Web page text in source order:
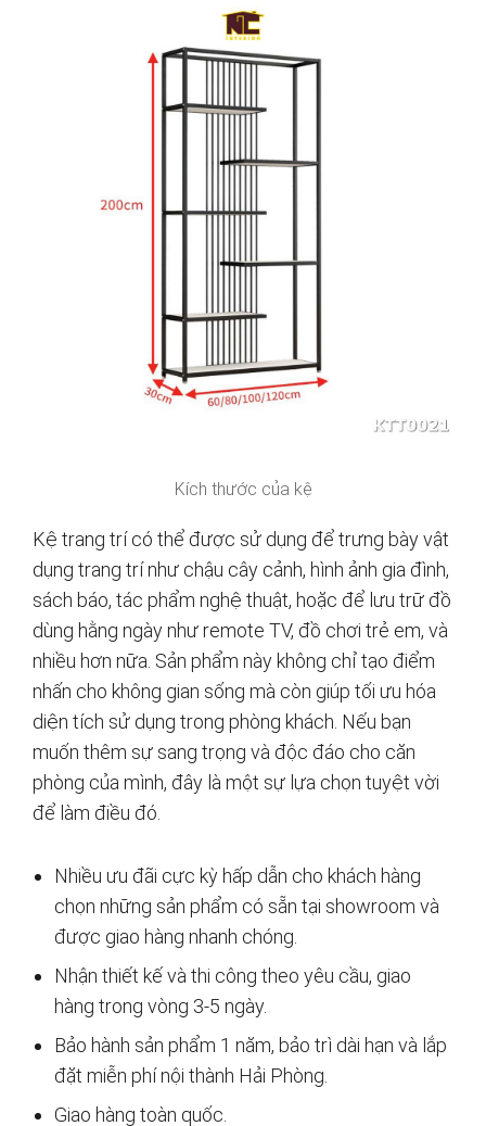
Kích thước của kệ
Kệ trang trí có thể được sử dụng để trưng bày vật
dụng trang trí như chậu cây cảnh, hình ảnh gia đình,
sách báo, tác phẩm nghệ thuật, hoặc để lưu trữ đồ
dùng hằng ngày như remote TV, đồ chơi trẻ em, và
nhiều hơn nữa. Sản phẩm này không chỉ tạo điểm
nhấn cho không gian sống mà còn giúp tối ưu hóa
diện tích sử dụng trong phòng khách. Nếu bạn
muốn thêm sự sang trọng và độc đáo cho căn
phòng của mình, đây là một sự lựa chọn tuyệt vời
để làm điều đó.
Nhiều ưu đãi cực kỳ hấp dẫn cho khách hàng
chọn những sản phẩm có sẵn tại showroom và
được giao hàng nhanh chóng.
Nhận thiết kế và thi công theo yêu cầu, giao
hàng trong vòng 3-5 ngày.
Bảo hành sản phẩm 1 năm, bảo trì dài hạn và lắp
đặt miễn phí nội thành Hải Phòng.
Giao hàng toàn quốc.